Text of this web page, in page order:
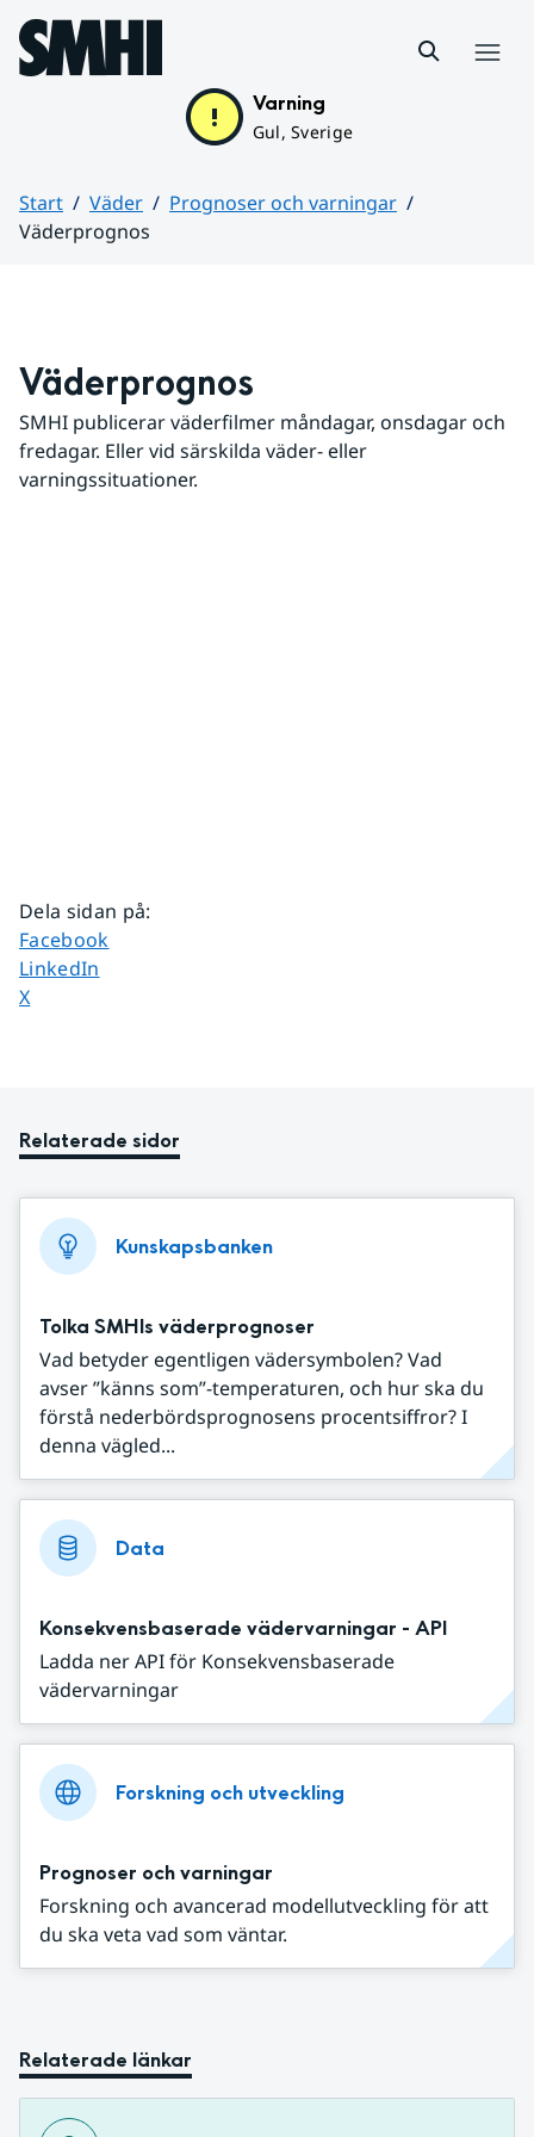
Hoppa till sidans innehåll
Varning
Gul, Sverige
Start Väder
Prognoser och varningar
Väderprognos
Väderprognos
SMHI publicerar väderfilmer måndagar, onsdagar och
fredagar. Eller vid särskilda väder- eller
varningssituationer.
Dela sidan på:
Dela sidan på
Facebook
Dela sidan på
LinkedIn
Dela sidan på
X
Relaterade sidor
Kunskapsbanken
Tolka SMHIs väderprognoser
Vad betyder egentligen vädersymbolen? Vad
avser ”känns som”-temperaturen, och hur ska du
förstå nederbördsprognosens procentsiffror? I
denna vägled...
Data
Konsekvensbaserade vädervarningar - API
Ladda ner API för Konsekvensbaserade
vädervarningar
Forskning och utveckling
Prognoser och varningar
Forskning och avancerad modellutveckling för att
du ska veta vad som väntar.
Relaterade länkar